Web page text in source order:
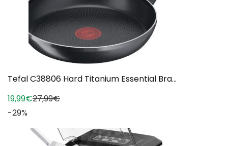
Tefal C38806 Hard Titanium Essential Bra...
19,99€27,99€
-29%